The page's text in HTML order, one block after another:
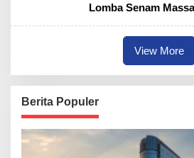
Lomba Senam
View More
Berita Populer